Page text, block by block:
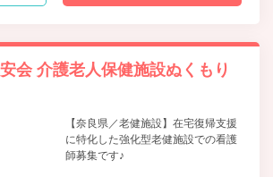
会 介護老人保健施設ぬくもり
【奈良県／老健施設】在宅復帰支援
に特化した強化型老健施設での看護
師募集です♪